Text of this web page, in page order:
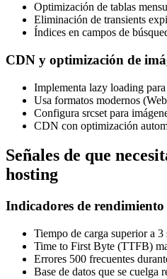
Optimización de tablas
Eliminación de transients
Índices en campos de
CDN y optimización de
Implementa lazy loading
Usa formatos modernos
Configura srcset para
CDN con optimización
Señales de que
hosting
Indicadores de rendimiento
Tiempo de carga superior a 3
Time to First Byte (TTFB)
Errores 500 frecuentes
Base de datos que se cuelga